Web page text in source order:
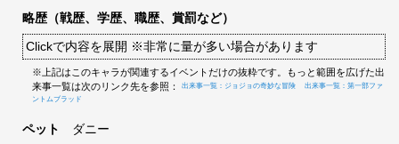
略歴（戦歴、学歴、職歴、賞罰など）
Clickで内容を展開 ※非常に量が多い場合があります
※上記はこのキャラが関連するイベントだけの抜粋です。もっと範囲を広げた出
来事一覧は次のリンク先を参照：
出来事一覧：ジョジョの奇妙な冒険
出来事一覧：第一部ファ
ントムブラッド
ペット ダニー